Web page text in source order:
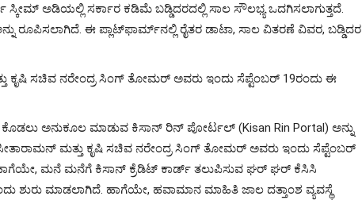
ಸ್ಕೀಮ್ ಅಡಿಯಲ್ಲಿ ಸರ್ಕಾರ ಕಡಿಮೆ ಬಡ್ಡಿದರದಲ್ಲಿ ಸಾಲ ಸೌಲಭ್ಯ ಒದಗಿಸಲಾಗುತ್ತದೆ.
ರೂಪಿಸಲಾಗಿದೆ. ಈ ಪ್ಲಾಟ್​ಫಾರ್ಮ್​ನಲ್ಲಿ ರೈತರ ಡಾಟಾ, ಸಾಲ ವಿತರಣೆ ವಿವರ, ಬಡ್ಡಿದರ
ಕೃಷಿ ಸಚಿವ ನರೇಂದ್ರ ಸಿಂಗ್ ತೋಮರ್ ಅವರು ಇಂದು ಸೆಪ್ಟೆಂಬರ್ 19ರಂದು ಈ
ಕೊಡಲು ಅನುಕೂಲ ಮಾಡುವ ಕಿಸಾನ್ ರಿನ್ ಪೋರ್ಟಲ್ (Kisan Rin Portal) ಅನ್ನು
ಮತ್ತು ಕೃಷಿ ಸಚಿವ ನರೇಂದ್ರ ಸಿಂಗ್ ತೋಮರ್ ಅವರು ಇಂದು ಸೆಪ್ಟೆಂಬರ್
ಮನೆ ಮನೆಗೆ ಕಿಸಾನ್ ಕ್ರೆಡಿಟ್ ಕಾರ್ಡ್ ತಲುಪಿಸುವ ಘರ್ ಘರ್ ಕೆಸಿಸಿ
ಶುರು ಮಾಡಲಾಗಿದೆ. ಹಾಗೆಯೇ, ಹವಾಮಾನ ಮಾಹಿತಿ ಜಾಲ ದತ್ತಾಂಶ ವ್ಯವಸ್ಥೆ